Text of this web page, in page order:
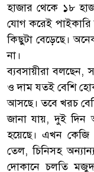
হাজার থেকে ১৮
যোগ করেই পাইকারি
কিছুটা বেড়েছে।
না।
ব্যবসায়ীরা বলছেন,
ও দাম যতই বেশি
আসছে। তবে খরচ
জানা যায়, দুই দিন
হয়েছে। এখন কেজি
তেল, চিনিসহ
দোকানে চলতি